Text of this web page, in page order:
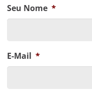
Seu Nome *
E-Mail *